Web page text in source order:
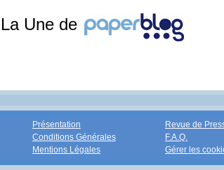
Une de
Présentation
Conditions Générales
Mentions Légales
Revue de
F.A.Q.
Gérer les